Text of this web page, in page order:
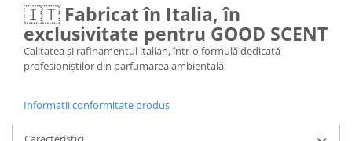
🇮🇹 Fabricat în Italia, în
exclusivitate pentru GOOD SCENT
Calitatea și rafinamentul italian, într-o formulă dedicată
profesioniștilor din parfumarea ambientală.
Informatii conformitate produs